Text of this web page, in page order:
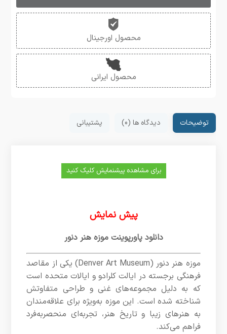
محصول اورجینال
محصول ایرانی
توضیحات دیدگاه ها (0) پشتیبانی
برای مشاهده پیشنمایش کلیک کنید
پیشنمایش
دانلود پاورپوینت موزه هنر دنور
موزه هنر دنور (Denver Art Museum) یکی از مقاصد
فرهنگی برجسته در ایالت کلرادو و ایالات متحده است
که به دلیل مجموعه‌های غنی و طراحی متفاوتش
شناخته شده است. این موزه به‌ویژه برای علاقه‌مندان
به هنرهای زیبا و تاریخ هنر، تجربه‌ای منحصربه‌فرد
فراهم می‌کند.